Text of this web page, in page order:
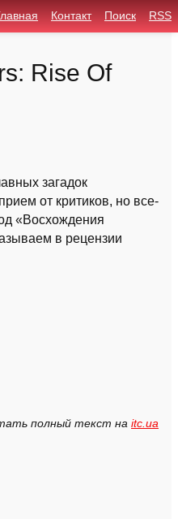
Rise Of
загадок
от критиков, но все-
«Восхождения
в рецензии
полный текст на itc.ua
Контакт Поиск RSS